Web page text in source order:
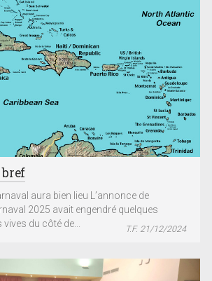
bref
aura bien lieu L’annonce de
2025 avait engendré quelques
du côté de...
T.F. 21/12/2024